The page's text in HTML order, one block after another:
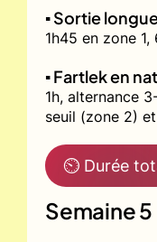
▪️ Sortie
1h45 en zone
▪️ Fartlek en
1h, alternance
seuil (zone 2)
⏲ Durée
Semaine 5